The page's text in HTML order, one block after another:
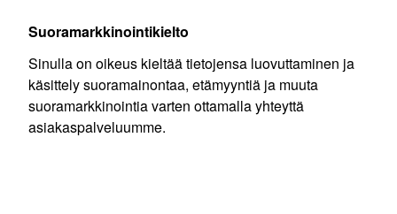
Suoramarkkinointikielto
Sinulla on oikeus kieltää tietojensa luovuttaminen ja
käsittely suoramainontaa, etämyyntiä ja muuta
suoramarkkinointia varten ottamalla yhteyttä
asiakaspalveluumme.